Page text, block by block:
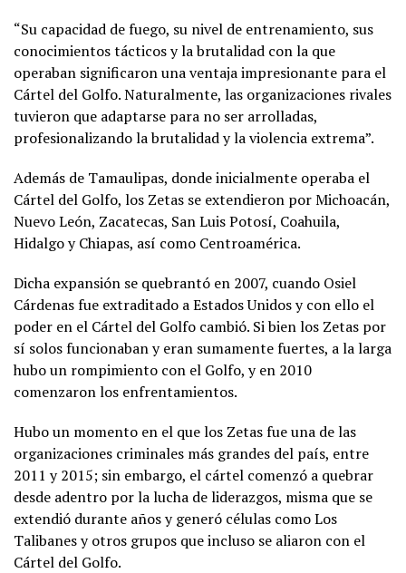
“Su capacidad de fuego, su nivel de entrenamiento, sus
conocimientos tácticos y la brutalidad con la que
operaban significaron una ventaja impresionante para el
Cártel del Golfo. Naturalmente, las organizaciones rivales
tuvieron que adaptarse para no ser arrolladas,
profesionalizando la brutalidad y la violencia extrema”.
Además de Tamaulipas, donde inicialmente operaba el
Cártel del Golfo, los Zetas se extendieron por Michoacán,
Nuevo León, Zacatecas, San Luis Potosí, Coahuila,
Hidalgo y Chiapas, así como Centroamérica.
Dicha expansión se quebrantó en 2007, cuando Osiel
Cárdenas fue extraditado a Estados Unidos y con ello el
poder en el Cártel del Golfo cambió. Si bien los Zetas por
sí solos funcionaban y eran sumamente fuertes, a la larga
hubo un rompimiento con el Golfo, y en 2010
comenzaron los enfrentamientos.
Hubo un momento en el que los Zetas fue una de las
organizaciones criminales más grandes del país, entre
2011 y 2015; sin embargo, el cártel comenzó a quebrar
desde adentro por la lucha de liderazgos, misma que se
extendió durante años y generó células como Los
Talibanes y otros grupos que incluso se aliaron con el
Cártel del Golfo.